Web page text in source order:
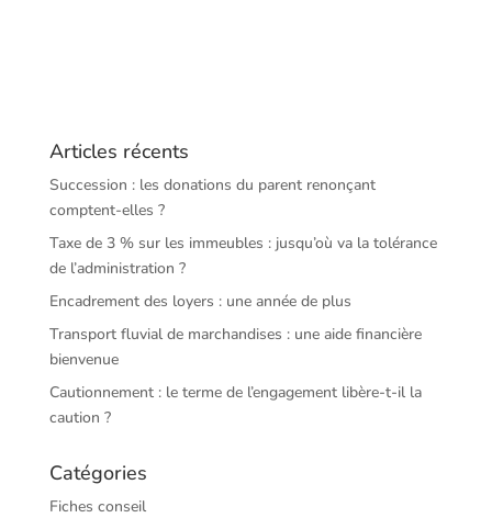
Articles récents
Succession : les donations du parent renonçant
comptent-elles ?
Taxe de 3 % sur les immeubles : jusqu’où va la tolérance
de l’administration ?
Encadrement des loyers : une année de plus
Transport fluvial de marchandises : une aide financière
bienvenue
Cautionnement : le terme de l’engagement libère-t-il la
caution ?
Catégories
Fiches conseil